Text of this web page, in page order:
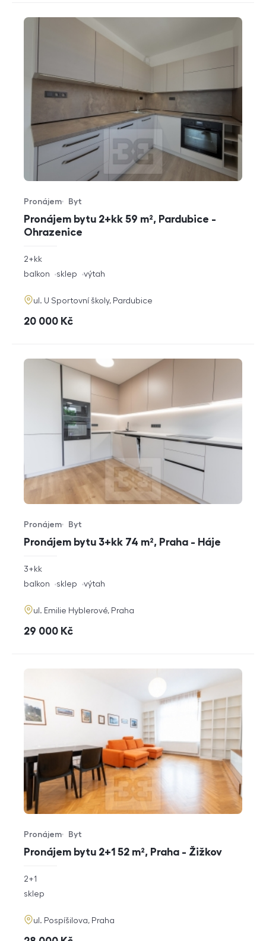
Pronájem bytu 2+kk 59 m², Pardubice -
Ohrazenice
Typ nabídky
Pronájem
Typ nemovitosti
Byt
rozměry
dispozice
2+kk
funkce
balkon sklep výtah
adresa
ul. U Sportovní školy, Pardubice
cena
20 000 Kč
Pronájem bytu 3+kk 74 m², Praha - Háje
Typ nabídky
Pronájem
Typ nemovitosti
Byt
rozměry
3+kk
funkce
balkon sklep výtah
adresa
ul. Emilie Hyblerové, Praha
cena
29 000 Kč
Pronájem bytu 2+1 52 m², Praha - Žižkov
Typ nabídky
Pronájem
Typ nemovitosti
Byt
rozměry
2+1
funkce
sklep
adresa
ul. Pospíšilova, Praha